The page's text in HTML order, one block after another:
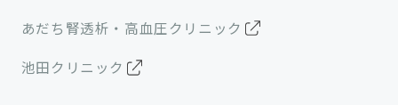
あだち腎透析・高血圧クリニック
池田クリニック